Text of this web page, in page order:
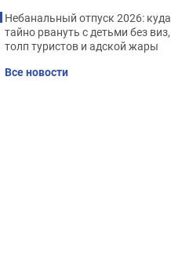
Небанальный отпуск 2026: куда
тайно рвануть с детьми без виз,
толп туристов и адской жары
Все новости